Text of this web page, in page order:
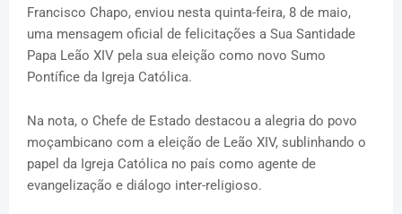
Francisco Chapo, enviou nesta quinta-feira, 8 de maio,
uma mensagem oficial de felicitações a Sua Santidade
Papa Leão XIV pela sua eleição como novo Sumo
Pontífice da Igreja Católica.
Na nota, o Chefe de Estado destacou a alegria do povo
moçambicano com a eleição de Leão XIV, sublinhando o
papel da Igreja Católica no país como agente de
evangelização e diálogo inter-religioso.